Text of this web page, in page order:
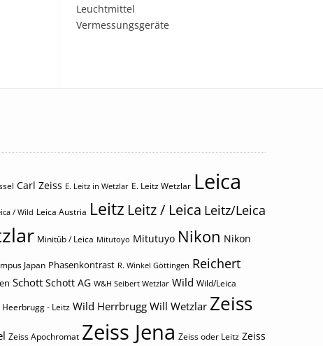
Leuchtmittel
Vermessungsgeräte
Carl Zeiss E. Leitz in Wetzlar E. Leitz Wetzlar Leica
/ Wild Leica Austria Leitz Leitz / Leica Leitz/Leica
Minitüb / Leica Mitutoyo Mitutuyo Nikon Nikon
Japan Phasenkontrast R. Winkel Göttingen Reichert
Schott Schott AG W&H Seibert Wetzlar Wild Wild/Leica
Heerbrugg - Leitz Wild Herrbrugg Will Wetzlar Zeiss
Zeiss Apochromat Zeiss Jena Zeiss oder Leitz Zeiss